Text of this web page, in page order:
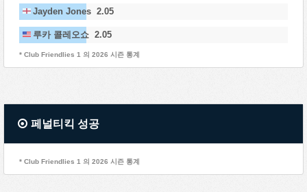
Jayden Jones 2.05
루카 콜레오쇼 2.05
* Club Friendlies 1 의 2026 시즌 통계
페널티킥 성공
* Club Friendlies 1 의 2026 시즌 통계